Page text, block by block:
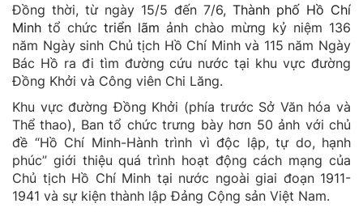
Đồng thời, từ ngày 15/5 đến 7/6, Thành phố Hồ Chí
Minh tổ chức triển lãm ảnh chào mừng kỷ niệm 136
năm Ngày sinh Chủ tịch Hồ Chí Minh và 115 năm Ngày
Bác Hồ ra đi tìm đường cứu nước tại khu vực đường
Đồng Khởi và Công viên Chi Lăng.
Khu vực đường Đồng Khởi (phía trước Sở Văn hóa và
Thể thao), Ban tổ chức trưng bày hơn 50 ảnh với chủ
đề “Hồ Chí Minh-Hành trình vì độc lập, tự do, hạnh
phúc” giới thiệu quá trình hoạt động cách mạng của
Chủ tịch Hồ Chí Minh tại nước ngoài giai đoạn 1911-
1941 và sự kiện thành lập Đảng Cộng sản Việt Nam.